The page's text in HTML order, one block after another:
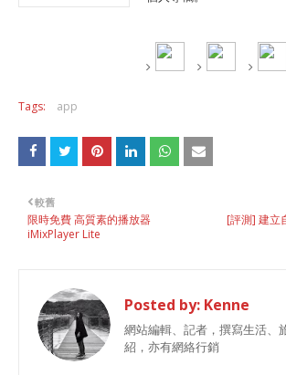
Tags: app
[評測] 建立
較舊
限時免費 高質素的播放器
iMixPlayer Lite
Posted by: Kenne
網站編輯、記者，撰寫生活、
紹，亦有網絡行銷